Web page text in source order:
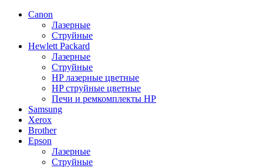
Canon
Лазерные
Струйные
Hewlett Packard
Лазерные
Струйные
HP лазерные цветные
HP струйные цветные
Печи и ремкомплекты HP
Samsung
Xerox
Brother
Epson
Лазерные
Струйные